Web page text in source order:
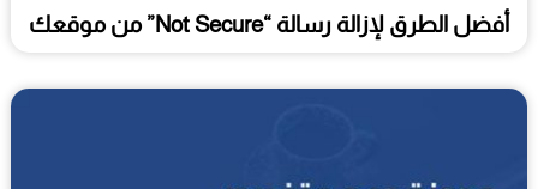
أفضل الطرق لإزالة رسالة “Not Secure” من موقعك